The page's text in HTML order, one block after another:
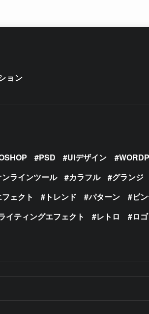
ョン
PSD UIデザイン
ラインツール カラフル グランジ
ェクト トレンド パターン ビ
イティングエフェクト レトロ ロゴ